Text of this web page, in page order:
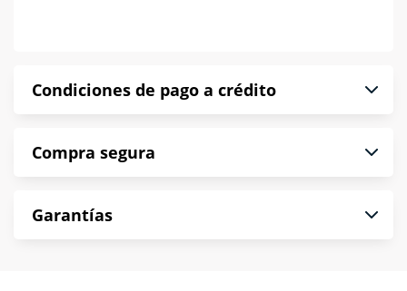
Condiciones de pago a crédito
puntualmente. Al finalizar tu compra generas el
*Sujeto a aprobación de crédito conforme a
norma de Muebles América.
Compra segura
compra es segura de principio a fin.
Garantías